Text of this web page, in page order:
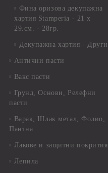
Фина оризова декупажна
хартия Stamperia - 21 х
29.см. - 28гр.
Декупажна хартия - Други
Антични пасти
Вакс пасти
Грунд, Основи, Релефни
пасти
Варак, Шлак метал, Фолио,
Пантна
Лакове и защитни покрития
Лепила